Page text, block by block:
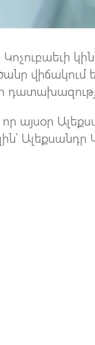
Կոչուբաեւի
վիճակում
որ այսօր
Ալեքսանդր